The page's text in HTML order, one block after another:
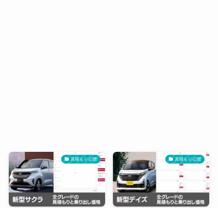
見積もり公開 見積もり公開